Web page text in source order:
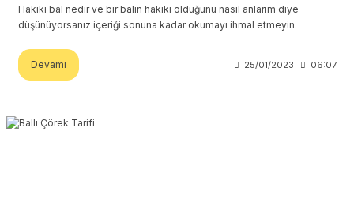
Hakiki bal nedir ve bir balın hakiki olduğunu nasıl anlarım diye
düşünüyorsanız içeriği sonuna kadar okumayı ihmal etmeyin.
Devamı 25/01/2023 06:07